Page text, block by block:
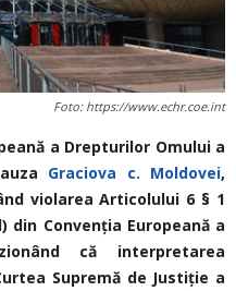
Foto: https://www.echr.coe.int
a Drepturilor Omului a
Graciova c. Moldovei,
violarea Articolului 6 § 1
Convenţia Europeană a
că interpretarea
Supremă de Justiție a